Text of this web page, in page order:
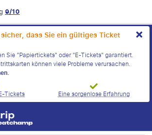
9/10
dass Sie ein gültiges Ticket
Sie "Papiertickets" oder "E-Tickets" garantiert.
können viele Probleme verursachen.
Tickets
Eine sorgenlose Erfahrung